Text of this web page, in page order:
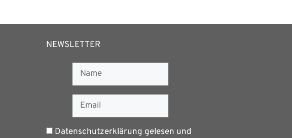
NEWSLETTER
Datenschutzerklärung gelesen und